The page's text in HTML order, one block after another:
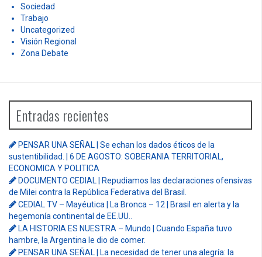
Sociedad
Trabajo
Uncategorized
Visión Regional
Zona Debate
Entradas recientes
PENSAR UNA SEÑAL | Se echan los dados éticos de la
sustentibilidad. | 6 DE AGOSTO: SOBERANIA TERRITORIAL,
ECONOMICA Y POLITICA
DOCUMENTO CEDIAL | Repudiamos las declaraciones ofensivas
de Milei contra la República Federativa del Brasil.
CEDIAL TV – Mayéutica | La Bronca – 12 | Brasil en alerta y la
hegemonía continental de EE.UU..
LA HISTORIA ES NUESTRA – Mundo | Cuando España tuvo
hambre, la Argentina le dio de comer.
PENSAR UNA SEÑAL | La necesidad de tener una alegría: la